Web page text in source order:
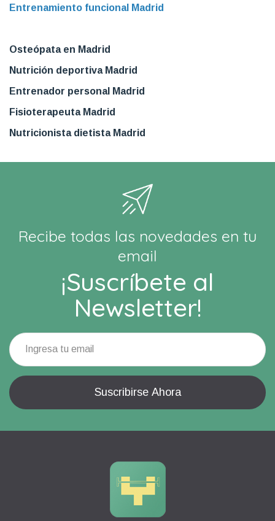
Entrenamiento funcional Madrid
Osteópata en Madrid
Nutrición deportiva Madrid
Entrenador personal Madrid
Fisioterapeuta Madrid
Nutricionista dietista Madrid
Recibe todas las novedades en tu
email
¡Suscríbete al
Newsletter!